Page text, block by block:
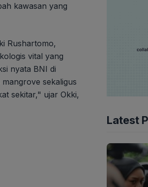
kawasan yang
Rushartomo,
vital yang
nyata BNI di
sekaligus
sekitar," ujar Okki,
Latest